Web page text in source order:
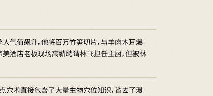
气值飙升。他将百万竹笋切片，与羊肉木耳爆
美酒店老板现场高薪聘请林飞担任主厨，但被林
穴术直接包含了大量生物穴位知识，省去了漫